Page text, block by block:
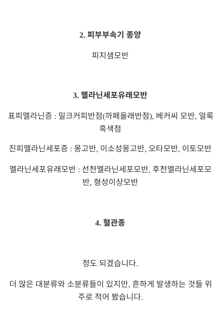
2.피부부속기 종양
피지샘모반
3. 멜라닌세포유래모반
표피멜라닌증 : 밀크커피반점(까페올래반점), 베커씨 모반, 얼룩
흑색점
진피멜라닌세포증 :몽고반, 이소성몽고반,오타모반, 이토모반
멜라닌세포유래모반 : 선천멜라닌세포모반,후천멜라닌세포모
반, 형성이상모반
4.혈관종
정도 되겠습니다.
더 많은 대분류와 소분류들이 있지만, 흔하게 발생하는 것들 위
주로 적어 봤습니다.